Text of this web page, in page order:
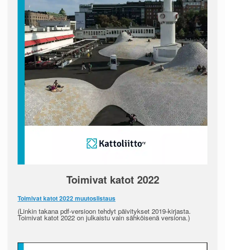
Toimivat katot 2022
Toimivat katot 2022 muutoslistaus
(Linkin takana pdf-versioon tehdyt päivitykset 2019-kirjasta.
Toimivat katot 2022 on julkaistu vain sähköisenä versiona.)